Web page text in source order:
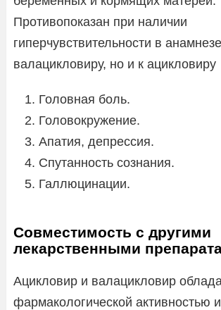
Противопоказан при наличии
гиперчувствительности в
валацикловиру, но и к ацикловиру
Головная боль.
Головокружение.
Апатия, депрессия.
Спутанность сознания.
Галлюцинации.
Совместимость с другими
лекарственными
Ацикловир и валацикловир
фармакологической активностью и